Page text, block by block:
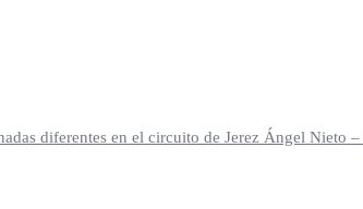
diferentes en el circuito de Jerez Ángel Nieto